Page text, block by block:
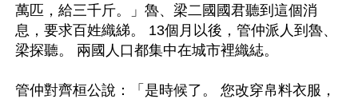
萬匹，給三千斤。」魯、梁二國國君聽到這個消
息，要求百姓織綈。 13個月以後，管仲派人到魯、
梁探聽。 兩國人口都集中在城市裡織綕。
管仲對齊桓公說：「是時候了。 您改穿帛料衣服，